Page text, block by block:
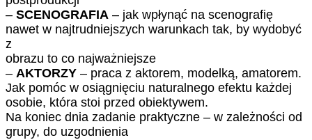
– SCENOGRAFIA – jak wpłynąć na scenografię
nawet w najtrudniejszych warunkach tak, by wydobyć
z
obrazu to co najważniejsze
– AKTORZY – praca z aktorem, modelką, amatorem.
Jak pomóc w osiągnięciu naturalnego efektu każdej
osobie, która stoi przed obiektywem.
Na koniec dnia zadanie praktyczne – w zależności od
grupy, do uzgodnienia